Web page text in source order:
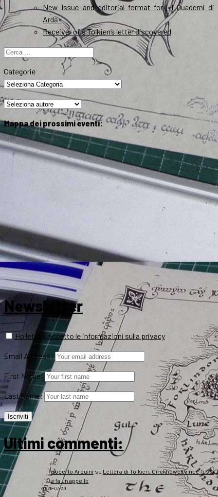
New Issue and editorial format for «I Quaderni di
Arda»
Receiver of a Tolkien’s letter discovered
Ricerca
Categorie
Mappa dei prossimi eventi:
Newsletter
Ho letto e accetto le informazioni sulla privacy
Email Address:
First Name:
Last Name:
Ultimi commenti:
Roberto Arduini su Lettera di Tolkien, Crickhowell vince l’asta
e fa un appello
2026-07-20